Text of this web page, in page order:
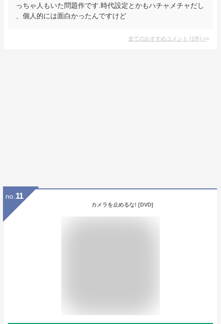
っちゃ人もいた問題作です.時代設定とかもハチャメチャだし
、個人的には面白かったんですけど
全てのおすすめコメント (1件) >
no. 11
カメラを止めるな! [DVD]